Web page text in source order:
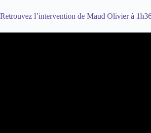
Retrouvez l’intervention de Maud Olivierà